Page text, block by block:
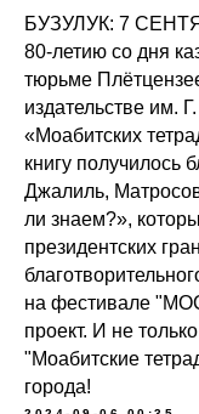
БУЗУЛУК: 7
80-летию со дня
тюрьме
издательстве им.
«Моабитских
книгу получилось
Джалиль,
ли знаем?»,
президентских
на фестивале
проект. И не
"Моабитские
города!